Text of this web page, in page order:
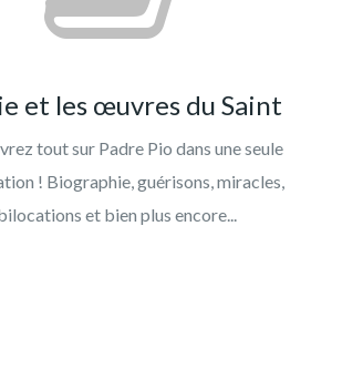
et les œuvres du Saint
tout sur Padre Pio dans une seule
! Biographie, guérisons, miracles,
et bien plus encore...